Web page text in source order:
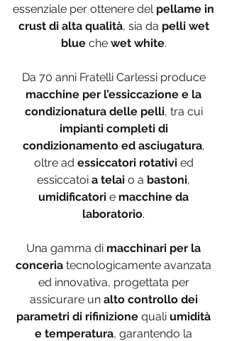
essenziale per ottenere del pellame in
crust di alta qualità, sia da pelli wet
blueche wet white.
Da 70 anni Fratelli Carlessi produce
macchine per l’essiccazione e la
condizionatura delle pelli, tra cui
impianti completi di
condizionamento ed asciugatura,
oltre ad essiccatori rotativi ed
essiccatoi a telai o a bastoni,
umidificatori e macchine da
laboratorio.
Una gamma di macchinari per la
conceria tecnologicamente avanzata
ed innovativa, progettata per
assicurare un alto controllo dei
parametri di rifinizione quali umidità
e temperatura, garantendo la